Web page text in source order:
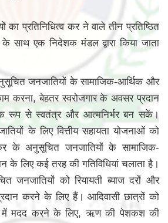
प्रतिनिधित्व कर ने वाले तीन प्रतिष्ठित
के साथ एक निदेशक मंडल द्वारा किया जाता
जनजातियों के सामाजिक-आर्थिक और
करना, बेहतर स्वरोजगार के अवसर प्रदान
रूप से स्वतंत्र और आत्मनिर्भर बन सकें।
के लिए वित्तीय सहायता योजनाओं को
कर के अनुसूचित जनजातियों के सामाजिक-
के लिए कई तरह की गतिविधियां चलाता है।
जनजातियों को रियायती ब्याज दरों और
करने के लिए हैं। आदिवासी छात्रों को
में मदद करने के लिए, ऋण की पेशकश की